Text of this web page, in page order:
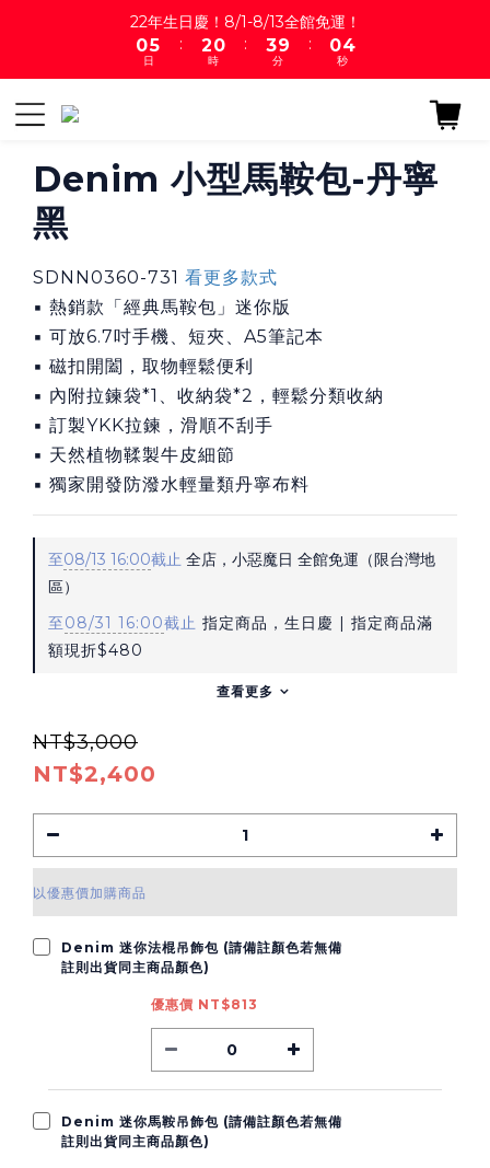
22年生日慶！8/1-8/13全館免運！
1
0
6
5
4
日
:
3
2
1
1
0
時
:
4
3
2
9
8
4
3
分
:
1
0
4
3
2
秒
Denim 小型馬鞍包-丹寧
黑
SDNN0360-731 看更多款式
▪ 熱銷款「經典馬鞍包」迷你版
▪ 可放6.7吋手機、短夾、A5筆記本
▪ 磁扣開闔，取物輕鬆便利
▪ 內附拉鍊袋*1、收納袋*2，輕鬆分類收納
▪ 訂製YKK拉鍊，滑順不刮手
▪ 天然植物鞣製牛皮細節
▪ 獨家開發防潑水輕量類丹寧布料
至08/13 16:00截止 全店，小惡魔日 全館免運（限台灣地
區）
至08/31 16:00截止 指定商品，生日慶 | 指定商品滿
額現折$480
查看更多
NT$2,400
NT$3,000
以優惠價加購商品
Denim 迷你法棍吊飾包 (請備註顏色若無備
註則出貨同主商品顏色)
優惠價 NT$813
Denim 迷你馬鞍吊飾包 (請備註顏色若無備
註則出貨同主商品顏色)